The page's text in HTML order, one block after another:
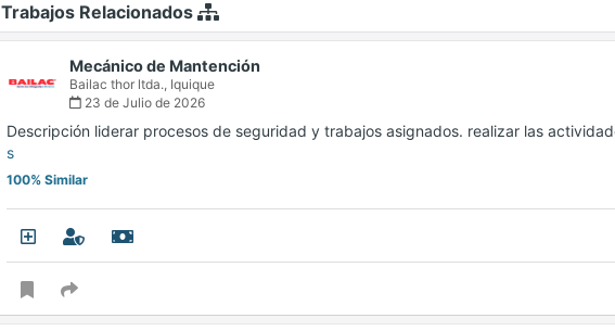
Trabajos Relacionados
Mecánico de Mantención
Bailac thor ltda., Iquique
23 de Julio de 2026
Descripción liderar procesos de seguridad y trabajos asignados. realizar las
s
100% Similar